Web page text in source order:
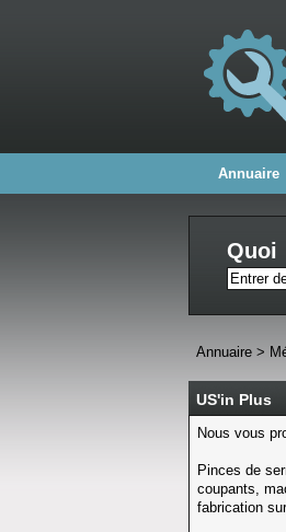
Annuaire
Quoi
Annuaire >
US'in Plus
Nous vous
Pinces de
coupants,
fabrication